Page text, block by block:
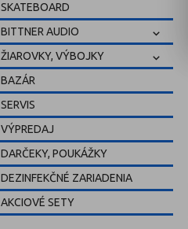
SKATEBOARD
BITTNER AUDIO
ŽIAROVKY, VÝBOJKY
BAZÁR
SERVIS
VÝPREDAJ
DARČEKY, POUKÁŽKY
DEZINFEKČNÉ ZARIADENIA
AKCIOVÉ SETY